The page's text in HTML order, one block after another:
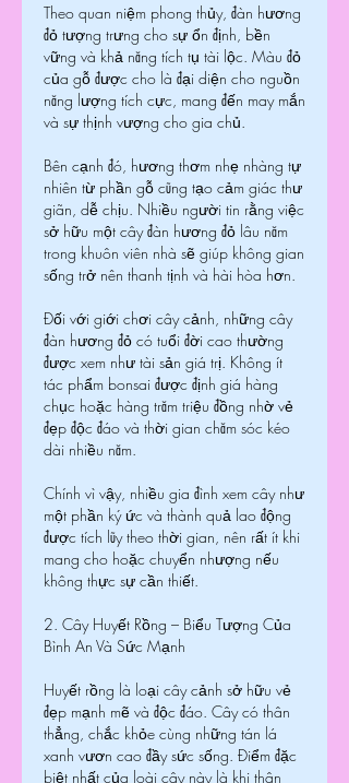
Theo quan niệm phong thủy, đàn hương
đỏ tượng trưng cho sự ổn định, bền
vững và khả năng tích tụ tài lộc. Màu đỏ
của gỗ được cho là đại diện cho nguồn
năng lượng tích cực, mang đến may mắn
và sự thịnh vượng cho gia chủ.
Bên cạnh đó, hương thơm nhẹ nhàng tự
nhiên từ phần gỗ cũng tạo cảm giác thư
giãn, dễ chịu. Nhiều người tin rằng việc
sở hữu một cây đàn hương đỏ lâu năm
trong khuôn viên nhà sẽ giúp không gian
sống trở nên thanh tịnh và hài hòa hơn.
Đối với giới chơi cây cảnh, những cây
đàn hương đỏ có tuổi đời cao thường
được xem như tài sản giá trị. Không ít
tác phẩm bonsai được định giá hàng
chục hoặc hàng trăm triệu đồng nhờ vẻ
đẹp độc đáo và thời gian chăm sóc kéo
dài nhiều năm.
Chính vì vậy, nhiều gia đình xem cây như
một phần ký ức và thành quả lao động
được tích lũy theo thời gian, nên rất ít khi
mang cho hoặc chuyển nhượng nếu
không thực sự cần thiết.
2. Cây Huyết Rồng – Biểu Tượng Của
Bình An Và Sức Mạnh
Huyết rồng là loại cây cảnh sở hữu vẻ
đẹp mạnh mẽ và độc đáo. Cây có thân
thẳng, chắc khỏe cùng những tán lá
xanh vươn cao đầy sức sống. Điểm đặc
biệt nhất của loài cây này là khi thân